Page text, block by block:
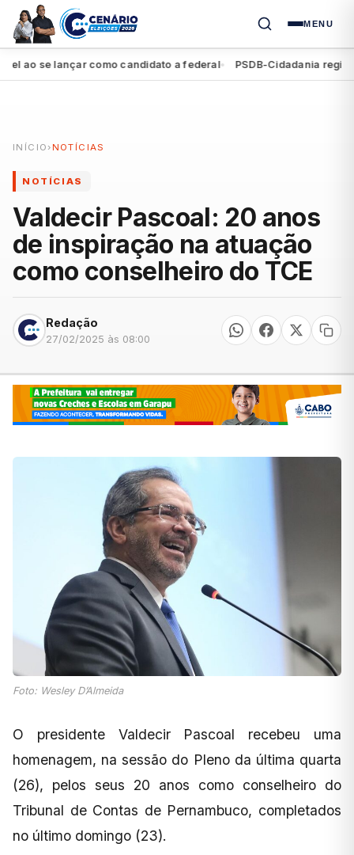
MENU
se lançar como candidato a federal● PSDB-Cidadania registra
INÍCIO › NOTÍCIAS
NOTÍCIAS
Valdecir Pascoal: 20 anos
de inspiração na atuação
como conselheiro do TCE
Redação
27/02/2025 às 08:00
Foto: Wesley D’Almeida
O presidente Valdecir Pascoal recebeu uma
homenagem, na sessão do Pleno da última quarta
(26), pelos seus 20 anos como conselheiro do
Tribunal de Contas de Pernambuco, completados
no último domingo (23).